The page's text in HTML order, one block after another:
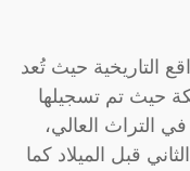
التاريخية حيث تُعد
حيث تم تسجيلها
في قائمة اليونسكو وذلك عام 2008 في التراث العالي،
قبل الميلاد كما